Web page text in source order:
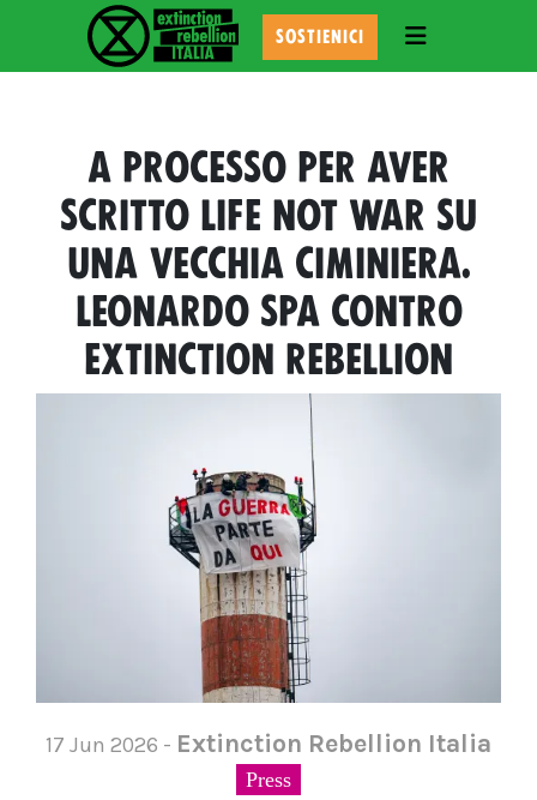
SOSTIENICI TOGGLE
A PROCESSO PER AVER
SCRITTO LIFE NOT WAR SU
UNA VECCHIA CIMINIERA.
LEONARDO SPA CONTRO
EXTINCTION REBELLION
17 Jun 2026 - Extinction Rebellion Italia
Press